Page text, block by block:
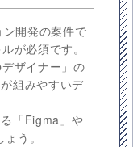
開発の案件で
が必須です。
ザイナー」の
組みやすいデ
「Figma」や
う。